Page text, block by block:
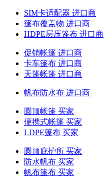
SIM卡适配器 进口商
篷布覆盖物 进口商
HDPE层压篷布 进口商
促销帐篷 进口商
卡车篷布 进口商
天篷帐篷 进口商
帆布防水布 进口商
圆顶帐篷 买家
便携式帐篷 买家
LDPE篷布 买家
圆顶庇护所 买家
防水帆布 买家
帆布篷布 买家